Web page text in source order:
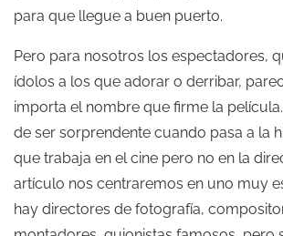
para que llegue a buen puerto.
Pero para nosotros los espectadores,
ídolos a los que adorar o derribar,
importa el nombre que firme la
de ser sorprendente cuando pasa a la
que trabaja en el cine pero no en la
artículo nos centraremos en uno muy
hay directores de fotografía,